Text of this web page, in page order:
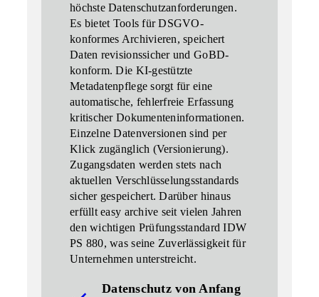
höchste Datenschutzanforderungen.
Es bietet Tools für DSGVO-
konformes Archivieren, speichert
Daten revisionssicher und GoBD-
konform. Die KI-gestützte
Metadatenpflege sorgt für eine
automatische, fehlerfreie Erfassung
kritischer Dokumenteninformationen.
Einzelne Datenversionen sind per
Klick zugänglich (Versionierung).
Zugangsdaten werden stets nach
aktuellen Verschlüsselungsstandards
sicher gespeichert. Darüber hinaus
erfüllt easy archive seit vielen Jahren
den wichtigen Prüfungsstandard IDW
PS 880, was seine Zuverlässigkeit für
Unternehmen unterstreicht.
Datenschutz von Anfang